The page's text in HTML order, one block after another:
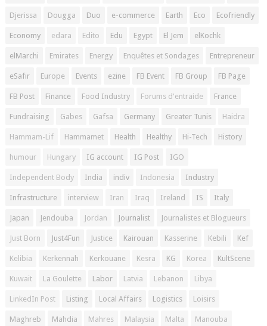
Djerissa Dougga Duo e-commerce Earth Eco Ecofriendly
Economy edara Edito Edu Egypt El Jem elKochk
elMarchi Emirates Energy Enquêtes et Sondages Entrepreneur
eSafir Europe Events ezine FB Event FB Group FB Page
FB Post Finance Food Industry Forums d'entraide France
Fundraising Gabes Gafsa Germany Greater Tunis Haidra
Hammam-Lif Hammamet Health Healthy Hi-Tech History
humour Hungary IG account IG Post IGO
Independent Body India indiv Indonesia Industry
Infrastructure interview Iran Iraq Ireland IS Italy
Japan Jendouba Jordan Journalist Journalistes et Blogueurs
Just Born Just4Fun Justice Kairouan Kasserine Kebili Kef
Kelibia Kerkennah Kerkouane Kesra KG Korea KultScene
Kuwait La Goulette Labor Latvia Lebanon Libya
LinkedIn Post Listing Local Affairs Logistics Loisirs
Maghreb Mahdia Mahres Malaysia Malta Manouba